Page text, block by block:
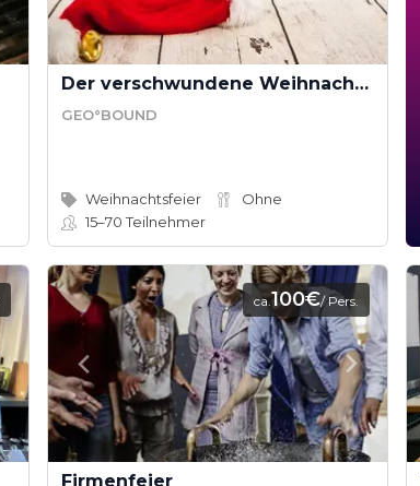
Der verschwundene Weihnachtsmann - Rettet Weihnachten! (Teamevent)
GEO°BOUND
Weihnachtsfeier
Ohne
15–70Teilnehmer
ca.100€/ Pers.
Firmenfeier